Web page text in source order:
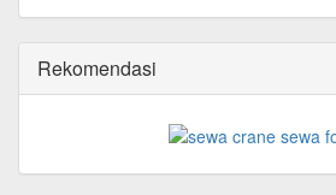
Rekomendasi